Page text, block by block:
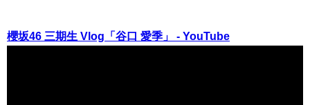
櫻坂46 三期生 Vlog「谷口 愛季」 - YouTube